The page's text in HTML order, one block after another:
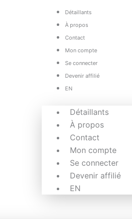
Détaillants
À propos
Contact
Mon compte
Se connecter
Devenir affilié
EN
Détaillants
À propos
Contact
Mon compte
Se connecter
Devenir affilié
EN